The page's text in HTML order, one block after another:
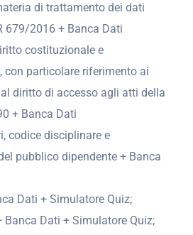
di trattamento dei dati
679/2016 + Banca Dati
costituzionale e
con particolare riferimento ai
diritto di accesso agli atti della
+ Banca Dati
codice disciplinare e
pubblico dipendente + Banca
Dati + Simulatore Quiz;
Dati + Simulatore Quiz;